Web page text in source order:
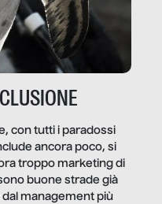
con tutti i paradossi
ancora poco, si
troppo marketing di
buone strade già
management più